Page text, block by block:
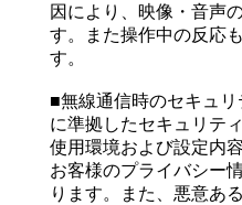
因により、映像・音声
す。また操作中の反応
す。
■無線通信時のセキュ
に準拠したセキュリテ
使用環境および設定内
お客様のプライバシー
ります。また、悪意あ